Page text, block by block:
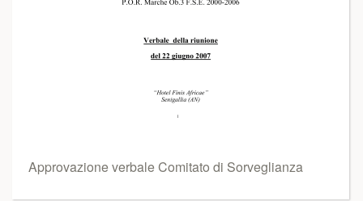
Approvazione verbale Comitato di Sorveglianza